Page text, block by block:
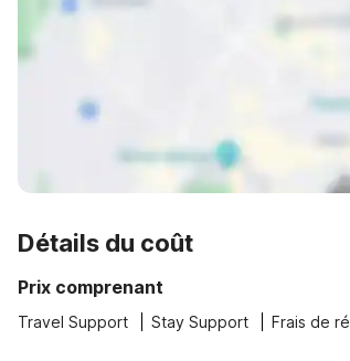
Détails du coût
Prix comprenant
Travel Support Stay Support Frais de